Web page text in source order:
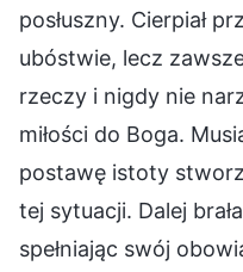
posłuszny. Cierpiał
ubóstwie, lecz
rzeczy i nigdy nie
miłości do Boga.
postawę istoty
tej sytuacji. Dalej
spełniając swój